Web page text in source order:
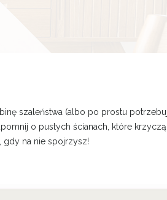
szaleństwa (albo po prostu
o pustych ścianach, które
gdy na nie spojrzysz!